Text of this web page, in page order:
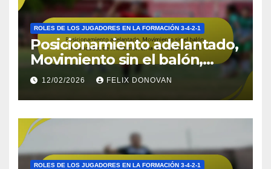
ROLES DE LOS JUGADORES EN LA FORMACIÓN 3-4-2-1
Posicionamiento adelantado,
Movimiento sin el balón,
Habilidades de finalización
en la formación 3-4-2-1
12/02/2026 FELIX DONOVAN
ROLES DE LOS JUGADORES EN LA FORMACIÓN 3-4-2-1